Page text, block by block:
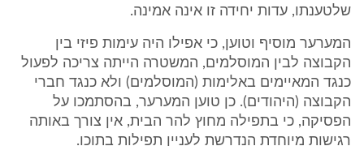
שלטענתו, עדות יחידה זו אינה אמינה.
המערער מוסיף וטוען, כי אפילו היה עימות פיזי בין
הקבוצה לבין המוסלמים, המשטרה הייתה צריכה לפעול
כנגד המאיימים באלימות (המוסלמים) ולא כנגד חברי
הקבוצה (היהודים). כן טוען המערער, בהסתמכו על
הפסיקה, כי בתפילה מחוץ להר הבית, אין צורך באותה
רגישות מיוחדת הנדרשת לעניין תפילות בתוכו.